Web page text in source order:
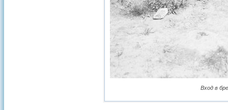
Вход в